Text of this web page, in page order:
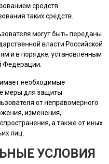
средств
таких средств.
могут быть переданы
власти Российской
и в порядке, установленным
Федерации.
необходимые
меры для защиты
от неправомерного
изменения,
а также от иных
лиц.
УСЛОВИЯ